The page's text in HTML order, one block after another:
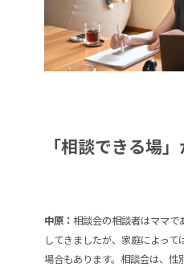
「相談できる場
中原： 相談会の相談者はママ
してきましたが、家庭によっ
場合もあります。相談会は、性